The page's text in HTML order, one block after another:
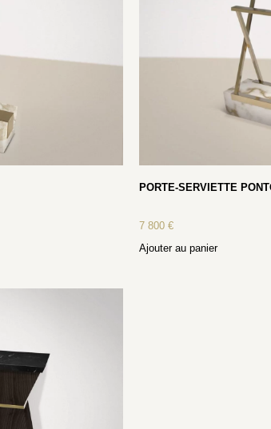
PORTE-SERVIETTE
7 800€
Ajouter au panier